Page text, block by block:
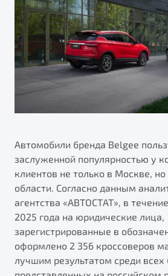
Яркий кроссовер
от 2 219 990 ₽*
Элегантный и практичный седан
Автокредит
Трейд-ин
Страхование
Расчет КАСКО
Узнайте о специальных выгодах
автомобиля Belgee
ПОДДЕРЖКА
Гарантия Belgee
Belgee Линк
Belgee Клуб
Клиентская поддержка
Помощь на дорогах
О дилерском центре
Правовая информация
Автомобили бренда Belgee
заслуженной популярностью у
клиентов не только в Москве,
области. Согласно данным
агентства «АВТОСТАТ», в
2025 года на юридические лица,
зарегистрированные в
оформлено 2 356 кроссоверов
лучшим результатом среди всех